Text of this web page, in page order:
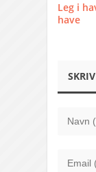
Leg i
have